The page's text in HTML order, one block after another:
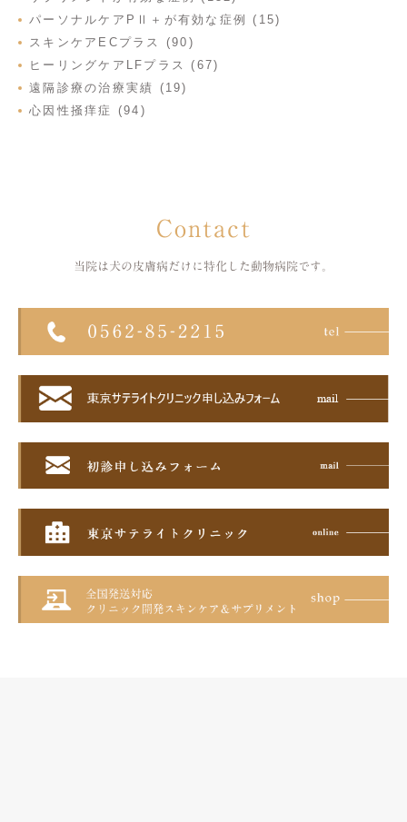
パーソナルケアPⅡ＋が有効な症例 (15)
スキンケアECプラス (90)
ヒーリングケアLFプラス (67)
遠隔診療の治療実績 (19)
心因性掻痒症 (94)
Contact
当院は犬の皮膚病だけに特化した 動物病院です。